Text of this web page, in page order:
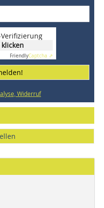
FriendlyCaptcha ⇗
Widerruf